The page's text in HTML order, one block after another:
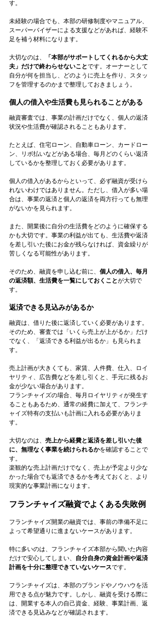
す。
未経験の場合でも、本部の研修制度やマニュアル、
スーパーバイザーによる支援などがあれば、経験不
足を補う材料になります。
大切なのは、
「本部がサポートしてくれるから大丈
夫」だけで終わらせないことです。オーナーとして
自分が何を担当し、どのように売上を作り、スタッ
フを管理するのかまで整理しておきましょう。
個人の借入や生活費も見られることがある
融資審査では、事業の計画だけでなく、個人の返済
状況や生活費が確認されることもあります。
たとえば、住宅ローン、自動車ローン、カードロー
ン、リボ払いなどがある場合、毎月どのくらい返済
しているかを整理しておく必要があります。
個人の借入があるからといって、必ず融資が受けら
れないわけではありません。ただし、借入が多い場
合は、事業の返済と個人の返済を両方行っても無理
がないかを見られます。
また、開業後に自分の生活費をどのように確保する
かも大切です。事業の利益が出ても、生活費や返済
を差し引いた後にお金が残らなければ、資金繰りが
苦しくなる可能性があります。
そのため、融資を申し込む前に、 個人の借入、毎月
の返済額、生活費を一覧にしておくことが大切で
す。
返済できる見込みがあるか
融資は、借りた後に返済していく必要があります。
そのため、審査では「いくら売上が上がるか」だけ
でなく、「返済できる利益が出るか」も見られま
す。
売上計画が大きくても、家賃、人件費、仕入、ロイ
ヤリティ、広告費などを差し引くと、手元に残るお
金が少ない場合があります。
フランチャイズの場合、毎月ロイヤリティが発生す
ることもあるため、通常の経費に加えて、フランチ
ャイズ特有の支払いも計画に入れる必要がありま
す。
大切なのは、 売上から経費と返済を差し引いた後
に、無理なく事業を続けられるかを確認することで
す。
楽観的な売上計画だけでなく、売上が予定より少な
かった場合でも返済できるかを考えておくと、より
現実的な事業計画になります。
フランチャイズ融資でよくある失敗例
フランチャイズ開業の融資では、事前の準備不足に
よって希望通りに進まないケースがあります。
特に多いのは、フランチャイズ本部から聞いた内容
だけで安心してしまい、 自分自身の資金計画や返済
計画を十分に整理できていないケースです。
フランチャイズは、本部のブランドやノウハウを活
用できる点が魅力です。しかし、融資を受ける際に
は、開業する本人の自己資金、経験、事業計画、返
済できる見込みなどが確認されます。